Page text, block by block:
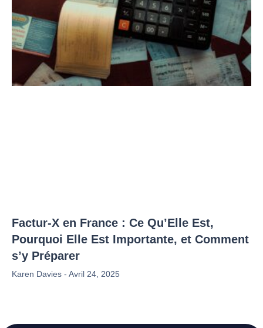
Factur-X en France : Ce Qu’Elle Est,
Pourquoi Elle Est Importante, et Comment
s’y Préparer
Karen Davies Avril 24, 2025